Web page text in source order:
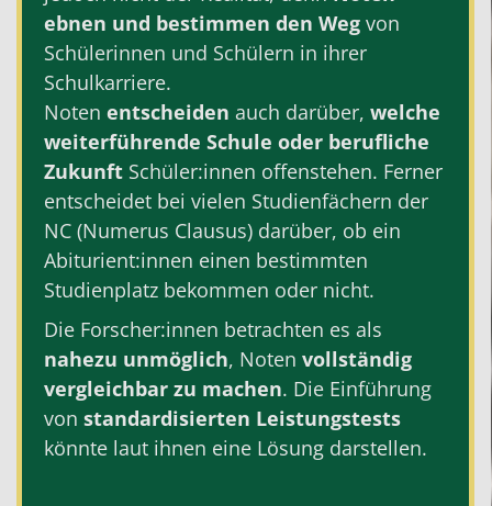
ebnen und bestimmen den Weg von
Schülerinnen und Schülern in ihrer
Schulkarriere.
Noten entscheiden auch darüber, welche
weiterführende Schule oder berufliche
Zukunft Schüler:innen offenstehen. Ferner
entscheidet bei vielen Studienfächern der
NC (Numerus Clausus) darüber, ob ein
Abiturient:innen einen bestimmten
Studienplatz bekommen oder nicht.
Die Forscher:innen betrachten es als
nahezu unmöglich, Noten vollständig
vergleichbar zu machen. Die Einführung
von standardisierten Leistungstests
könnte laut ihnen eine Lösung darstellen.